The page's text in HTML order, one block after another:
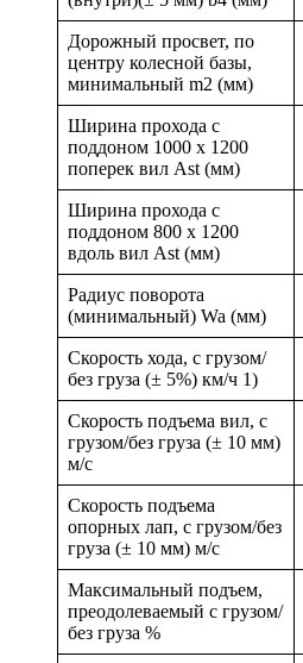
Дорожный просвет, по
центру колесной базы,
минимальный m2 (мм)
Ширина прохода с
поддоном 1000 х 1200
поперек вил Ast (мм)
Ширина прохода с
поддоном 800 х 1200
вдоль вил Ast (мм)
Радиус поворота
(минимальный) Wa (мм)
Скорость хода, с грузом/
без груза (± 5%) км/ч 1)
Скорость подъема вил, с
грузом/без груза (± 10 мм)
м/с
Скорость подъема
опорных лап, с грузом/без
груза (± 10 мм) м/с
Максимальный подъем,
преодолеваемый с грузом/
без груза %